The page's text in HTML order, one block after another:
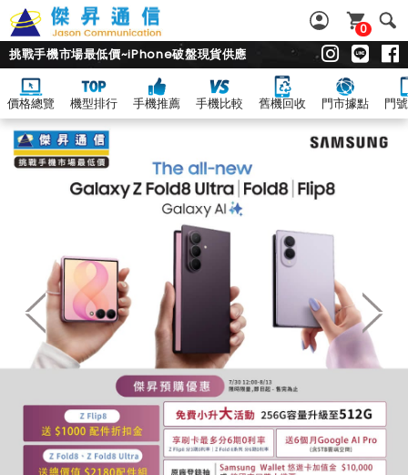
0
挑戰手機市場最低價~iPhone破盤現貨供應
價格總覽 機型排行 手機推薦 手機比較 舊機回收 門市據點 門